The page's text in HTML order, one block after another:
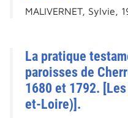
MALIVERNET, Sylvie,
La pratique
paroisses de
1680 et 1792.
et-Loire)].